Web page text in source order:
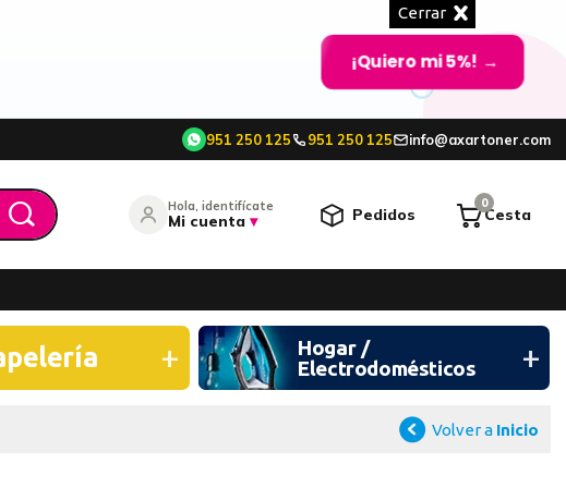
Cerrar
¡Quiero mi 5%! →
¿Olvidó su contraseña?
951 250 125 951 250 125 info@axartoner.com
Hola, identifícate
Mi cuenta ▾ Pedidos
0
Cesta
Hogar /
Electrodomésticos
Volver a Inicio